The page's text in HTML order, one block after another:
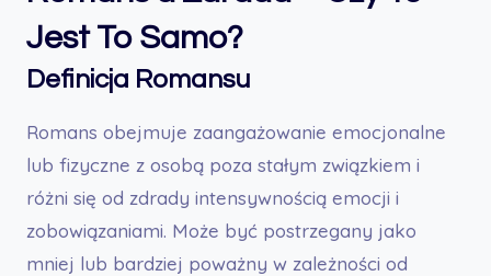
Jest To Samo?
Definicja Romansu
Romans obejmuje zaangażowanie emocjonalne
lub fizyczne z osobą poza stałym związkiem i
różni się od zdrady intensywnością emocji i
zobowiązaniami. Może być postrzegany jako
mniej lub bardziej poważny w zależności od